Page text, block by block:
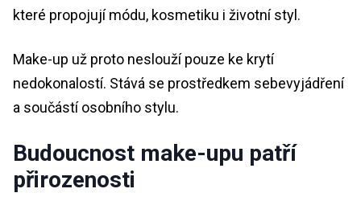
které propojují módu, kosmetiku i životní styl.
Make-up už proto neslouží pouze ke krytí
nedokonalostí. Stává se prostředkem sebevyjádření
a součástí osobního stylu.
Budoucnost make-upu patří
přirozenosti